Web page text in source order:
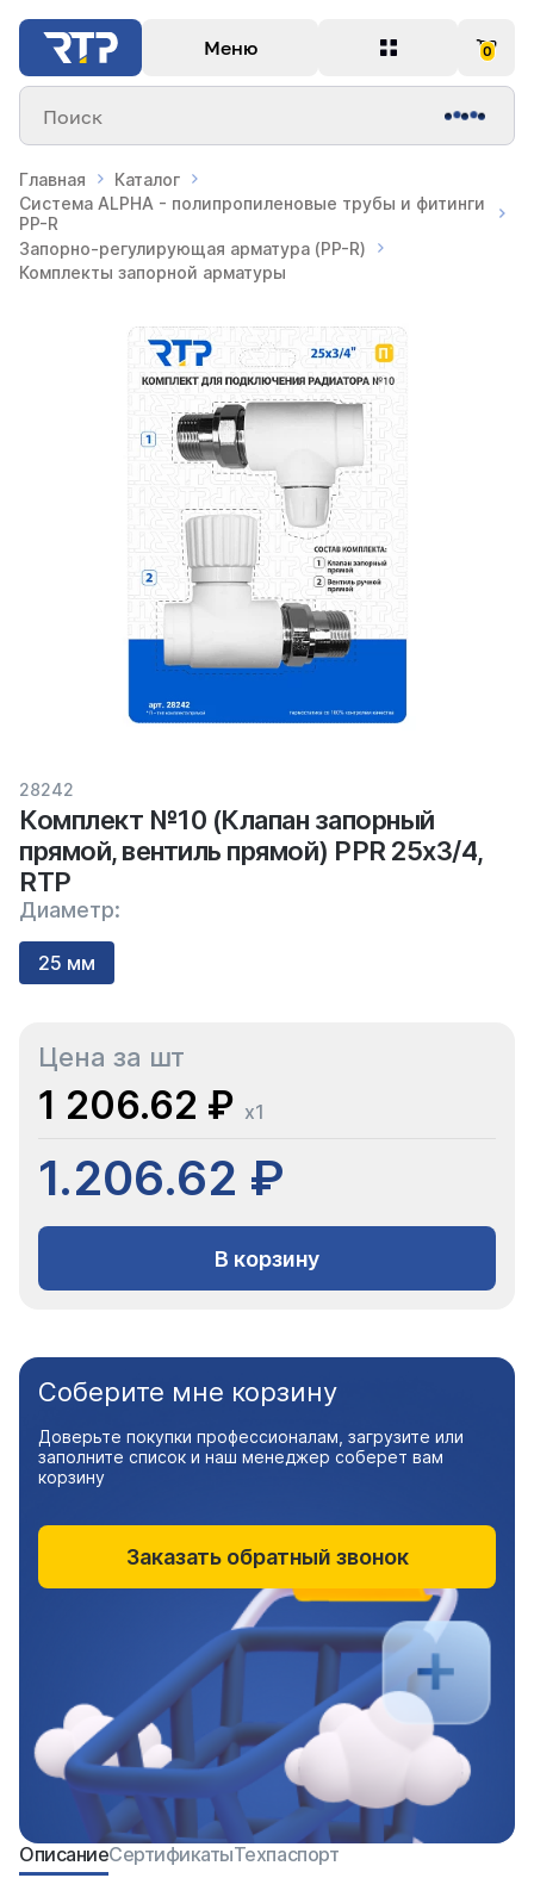
Меню 0
Поиск
Главная
Каталог
Система ALPHA - полипропиленовые трубы и фитинги
PP-R
Запорно-регулирующая арматура (PP-R)
Комплекты запорной арматуры
28242
Комплект №10 (Клапан запорный
прямой, вентиль прямой) PPR 25х3/4,
RTP
Диаметр:
25 мм
Цена за шт
1 206.62 ₽ x1
1.206.62 ₽
В корзину
ОписаниеСертификатыТехпаспорт
Соберите мне корзину
Доверьте покупки профессионалам, загрузите или
заполните список и наш менеджер соберет вам
корзину
Заказать обратный звонок